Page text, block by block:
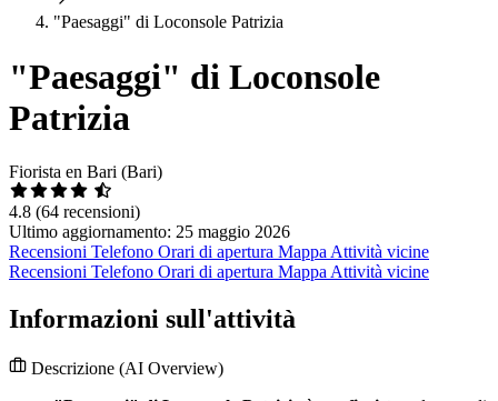
"Paesaggi" di Loconsole Patrizia
"Paesaggi" di Loconsole
Patrizia
Fiorista en Bari (Bari)
4.8 (64 recensioni)
Ultimo aggiornamento: 25 maggio 2026
Recensioni Telefono Orari di apertura Mappa Attività vicine
Recensioni Telefono Orari di apertura Mappa Attività vicine
Informazioni sull'attività
Descrizione (AI Overview)